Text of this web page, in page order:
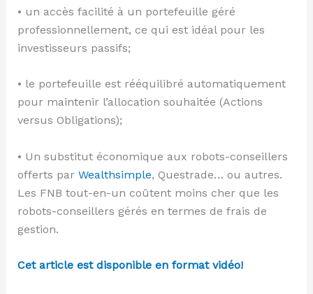
• un accès facilité à un portefeuille géré
professionnellement, ce qui est idéal pour les
investisseurs passifs;
• le portefeuille est rééquilibré automatiquement
pour maintenir l’allocation souhaitée (Actions
versus Obligations);
• Un substitut économique aux robots-conseillers
offerts par Wealthsimple, Questrade… ou autres.
Les FNB tout-en-un coûtent moins cher que les
robots-conseillers gérés en termes de frais de
gestion.
Cet article est disponible en format vidéo!